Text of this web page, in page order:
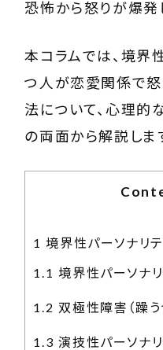
恐怖から怒りが爆発
本コラムでは、境界
つ人が恋愛関係で怒
法について、心理
の両面から解説しま
1 境界性パーソナリ
1.1 境界性パーソナリ
1.2 双極性障害（躁う
1.3 演技性パーソナリ